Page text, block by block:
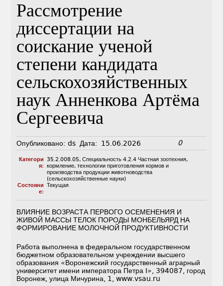
Рассмотрение
диссертации на
соискание ученой
степени кандидата
сельскохозяйственных
наук Анненкова Артёма
Сергеевича
Опубликовано: ds Дата: 15.06.2026 0
Категори
я:
35.2.008.05, Специальность 4.2.4 Частная зоотехния,
кормление, технологии приготовления кормов и
производства продукции животноводства
(сельскохозяйственные науки)
Состояни
е:
Текущая
ВЛИЯНИЕ ВОЗРАСТА ПЕРВОГО ОСЕМЕНЕНИЯ И
ЖИВОЙ МАССЫ ТЕЛОК ПОРОДЫ МОНБЕЛЬЯРД НА
ФОРМИРОВАНИЕ МОЛОЧНОЙ ПРОДУКТИВНОСТИ
Работа выполнена в федеральном государственном
бюджетном образовательном учреждении высшего
образования «Воронежский государственный аграрный
университет имени императора Петра I», 394087, город
Воронеж, улица Мичурина, 1, www.vsau.ru